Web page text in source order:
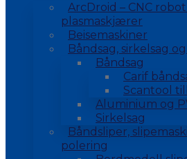
ArcDroid – CNC
plasmaskjærer
Beisemaskiner
Båndsag, sirkelsag
Båndsag
Carif
Scantool
Aluminium og
Sirkelsag
Båndsliper,
polering